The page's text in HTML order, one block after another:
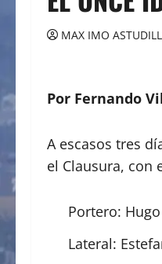
MAX IMO
Por Fernando
A escasos tres
el Clausura, con
Portero:
Lateral: